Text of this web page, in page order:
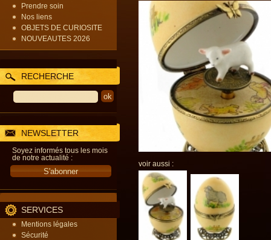
Prendre soin
Nos liens
OBJETS DE CURIOSITE
NOUVEAUTES 2026
RECHERCHE
NEWSLETTER
Soyez informés tous les mois
de notre actualité :
SERVICES
Mentions légales
Sécurité
voir aussi :